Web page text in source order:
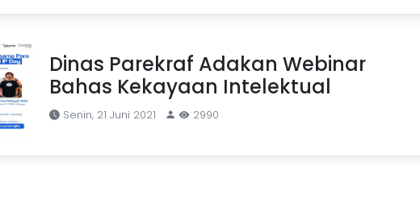
Dinas Parekraf Adakan Webinar
Bahas Kekayaan Intelektual
Senin, 21 Juni 2021 2990